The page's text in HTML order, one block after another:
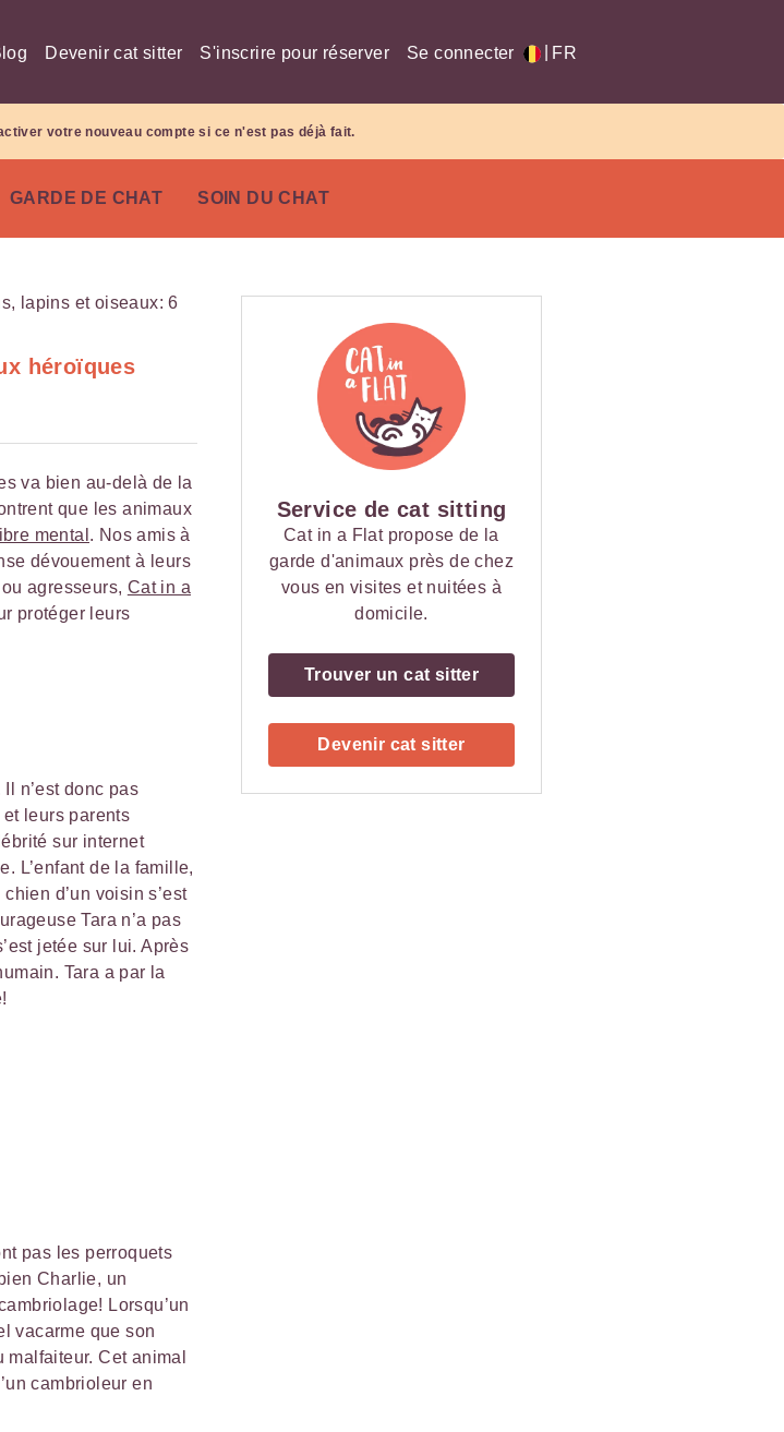
Devenir cat sitter S'inscrire pour réserver Se connecter FR
votre nouveau compte si ce n'est pas déjà fait.
GARDE DE CHAT SOIN DU CHAT
héroïques
va bien au-delà de la
que les animaux
mental . Nos amis à
dévouement à leurs
agresseurs, Cat in a
protéger leurs
n’est donc pas
leurs parents
sur internet
L’enfant de la famille,
d’un voisin s’est
Tara n’a pas
jetée sur lui. Après
Tara a par la
pas les perroquets
Charlie, un
Lorsqu’un
vacarme que son
Cet animal
cambrioleur en
Service de cat sitting
Cat in a Flat propose de la
garde d'animaux près de chez
vous en visites et nuitées à
domicile.
Trouver un cat sitter
Devenir cat sitter